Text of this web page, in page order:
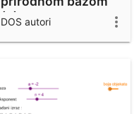
(2)
DOS autori